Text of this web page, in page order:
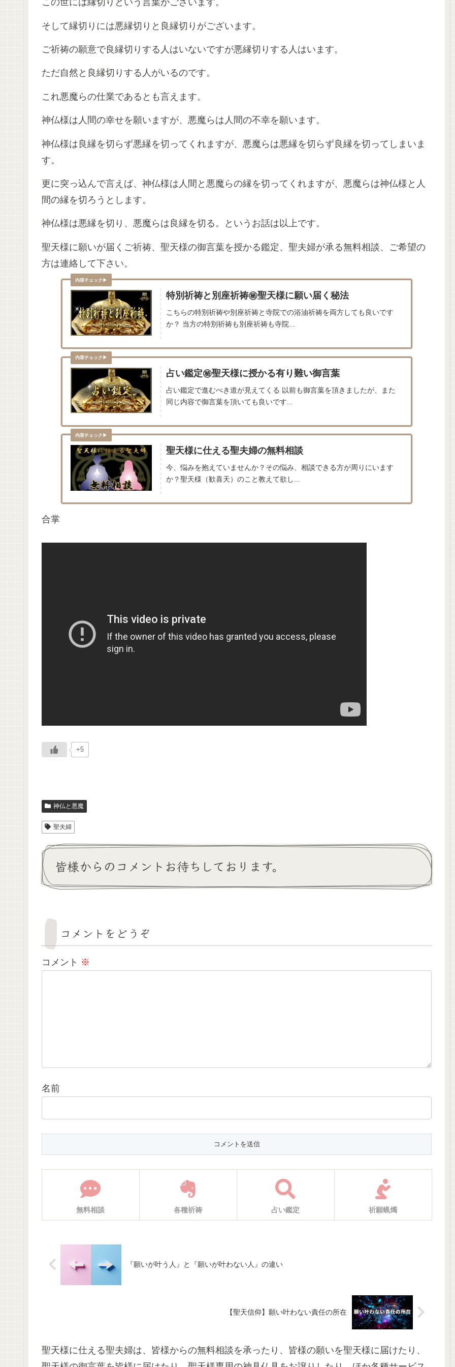
この世には縁切りという言葉がございます。
そして縁切りには悪縁切りと良縁切りがございます。
ご祈祷の願意で良縁切りする人はいないですが悪縁切りする人はいます。
ただ自然と良縁切りする人がいるのです。
これ悪魔らの仕業であるとも言えます。
神仏様は人間の幸せを願いますが、悪魔らは人間の不幸を願います。
神仏様は良縁を切らず悪縁を切ってくれますが、悪魔らは悪縁を切らず良縁を切ってしまいま
す。
更に突っ込んで言えば、神仏様は人間と悪魔らの縁を切ってくれますが、悪魔らは神仏様と人
間の縁を切ろうとします。
神仏様は悪縁を切り、悪魔らは良縁を切る。というお話は以上です。
聖天様に願いが届くご祈祷、聖天様の御言葉を授かる鑑定、聖夫婦が承る無料相談、ご希望の
方は連絡して下さい。
特別祈祷と別座祈祷㊙聖天様に願い届く秘法
こちらの特別祈祷や別座祈祷と寺院での浴油祈祷を両方しても良いです
か？ 当方の特別祈祷も別座祈祷も寺院...
占い鑑定㊙聖天様に授かる有り難い御言葉
占い鑑定で進むべき道が見えてくる 以前も御言葉を頂きましたが、また
同じ内容で御言葉を頂いても良いです...
聖天様に仕える聖夫婦の無料相談
今、悩みを抱えていませんか？その悩み、相談できる方が周りにいます
か？聖天様（歓喜天）のこと教えて欲し...
合掌
+5
神仏と悪魔
聖夫婦
皆様からのコメントお待ちしております。
コメントをどうぞ
コメント ※
名前
無料相談 各種祈祷 占い鑑定 祈願蝋燭
『願いが叶う人』と『願いが叶わない人』の違い
【聖天信仰】願い叶わない責任の所在
聖天様に仕える聖夫婦は、皆様からの無料相談を承ったり、皆様の願いを聖天様に届けたり、